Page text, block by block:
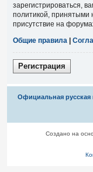
зарегистрироваться,
политикой, принятыми
присутствие на
Общие правила
Регистрация
Официальная русская
Связаться с
Создано на